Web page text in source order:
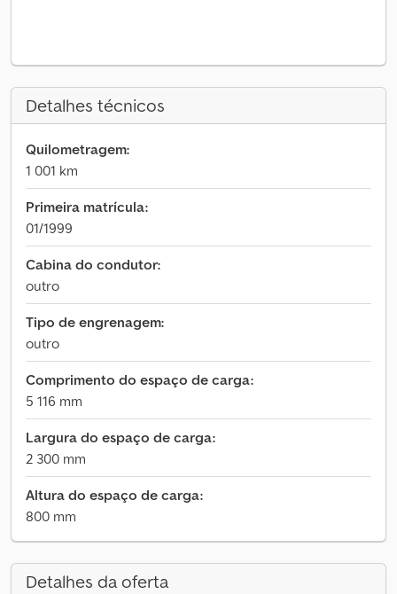
Detalhes técnicos
Quilometragem:
1 001 km
Primeira matrícula:
01/1999
Cabina do condutor:
outro
Tipo de engrenagem:
outro
Comprimento do espaço de carga:
5 116 mm
Largura do espaço de carga:
2 300 mm
Altura do espaço de carga:
800 mm
Detalhes da oferta